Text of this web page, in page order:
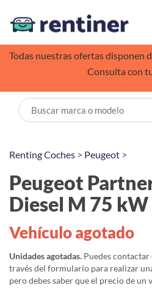
Todas nuestras ofertas disponen
Consulta con
Renting Coches > Peugeot >
Peugeot
Diesel M 75
Vehículo agotado
Unidades agotadas. Puedes
través del formulario para realizar
pero debes saber que el precio de un